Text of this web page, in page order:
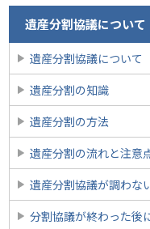
遺産分割協議について
遺産分割協議について
遺産分割の知識
遺産分割の方法
遺産分割の流れと注意
遺産分割協議が調わな
分割協議が終わった後